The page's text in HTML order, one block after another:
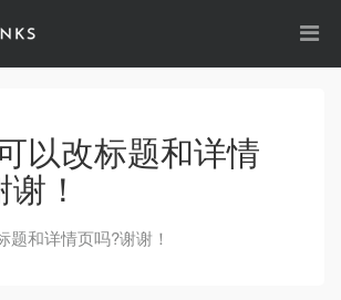
以改标题和详情
！
题和详情页吗?谢谢！